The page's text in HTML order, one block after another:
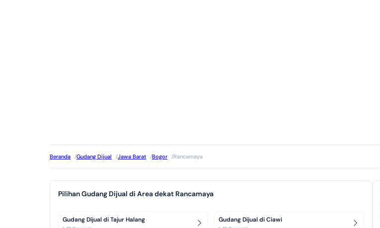
Beranda /Gudang Dijual /Jawa Barat /Bogor /Rancamaya
Pilihan Gudang Dijual di Area dekat Rancamaya
Gudang Dijual di Tajur Halang Gudang Dijual di Ciawi